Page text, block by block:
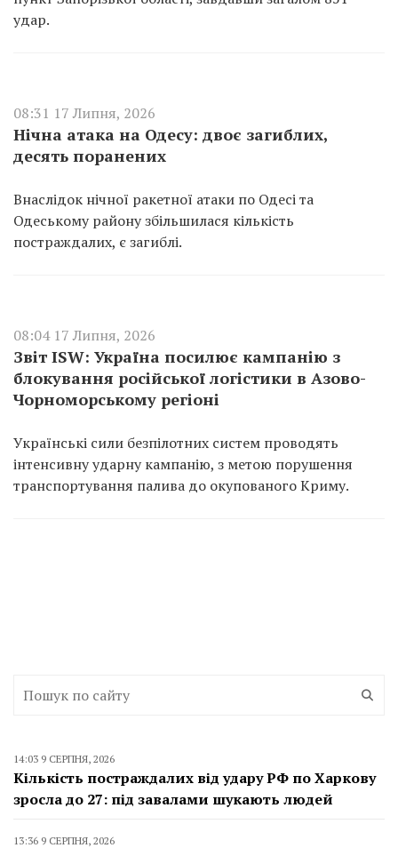
удар.
08:31 17 Липня, 2026
Нічна атака на Одесу: двоє загиблих,
десять поранених
Внаслідок нічної ракетної атаки по Одесі та
Одеському району збільшилася кількість
постраждалих, є загиблі.
08:04 17 Липня, 2026
Звіт ISW: Україна посилює кампанію з
блокування російської логістики в Азово-
Чорноморському регіоні
Українські сили безпілотних систем проводять
інтенсивну ударну кампанію, з метою порушення
транспортування палива до окупованого Криму.
14:03 9 СЕРПНЯ, 2026
Кількість постраждалих від удару РФ по Харкову
зросла до 27: під завалами шукають людей
13:36 9 СЕРПНЯ, 2026